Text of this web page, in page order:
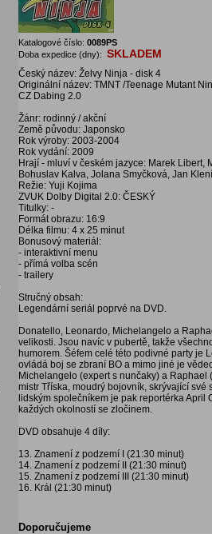
Katalogové číslo: 0089PS
Doba expedice (dny): SKLADEM
Český název: Želvy Ninja - disk 4
Originální název: TMNT /Teenage Mutant
CZ Dabing 2.0
Žánr: rodinný / akční
Země původu: Japonsko
Rok výroby: 2003-2004
Rok vydání: 2009
Hrají - mluví v českém jazyce: Marek
Bohuslav Kalva, Jolana Smyčková, Jan
Režie: Yuji Kojima
ZVUK Dolby Digital 2.0: ČESKÝ
Titulky: -
Formát obrazu: 16:9
Délka filmu: 4 x 25 minut
Bonusový materiál:
- interaktivní menu
- přímá volba scén
- trailery
Stručný obsah:
Legendární seriál poprvé na DVD.
Donatello, Leonardo, Michelangelo a
velikosti. Jsou navíc v pubertě, takže
humorem. Šéfem celé této podivné party je
ovládá boj se zbraní BO a mimo jiné je
Michelangelo (expert s nunčaky) a
mistr Tříska, moudrý bojovník, skrývající
lidským společníkem je pak reportérka
každých okolností se zločinem.
DVD obsahuje 4 díly:
13. Znamení z podzemí I (21:30 minut)
14. Znamení z podzemí II (21:30 minut)
15. Znamení z podzemí III (21:30 minut)
16. Král (21:30 minut)
Doporučujeme